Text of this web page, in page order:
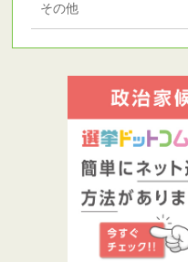
その他